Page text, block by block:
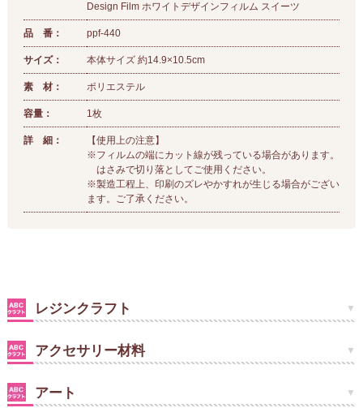
Design Film ホワイトデザインフィルム スイーツ
品 番： ppf-440
サイズ： 本体サイズ 約14.9×10.5cm
素 材： ポリエステル
容量： 1枚
詳 細：
【使用上の注意】
※フィルムの端にカット線が残っている場合があります。
はさみで切り落としてご使用ください。
※製造工程上、印刷のズレやかすれが生じる場合がござい
ます。ご了承ください。
レジンクラフト
アクセサリー材料
アート